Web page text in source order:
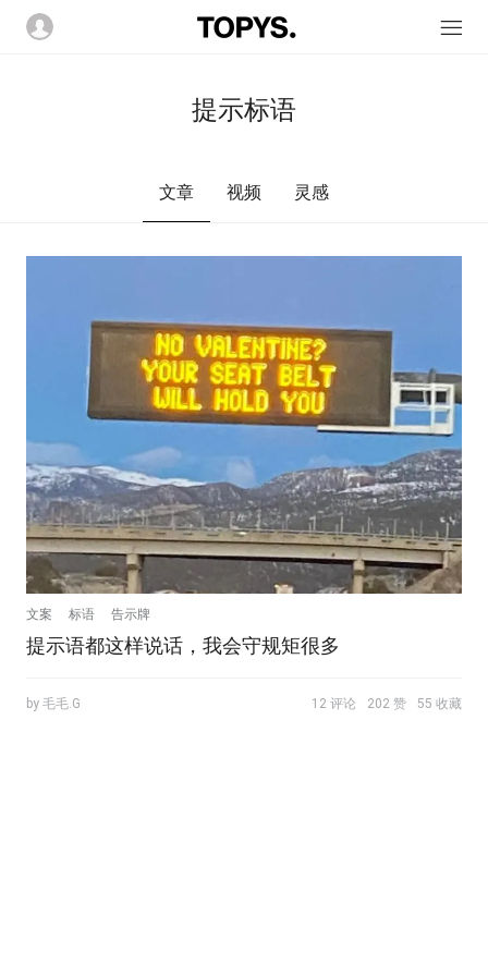
提示标语
文章 视频 灵感
文案 标语 告示牌
提示语都这样说话，我会守规矩很多
by 毛毛.G 12 评论 202 赞 55 收藏